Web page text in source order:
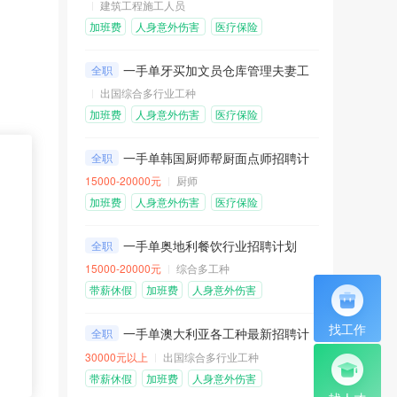
找工作
建筑工程施工人员
加班费
人身意外伤害
医疗保险
全职
一手单牙买加文员仓库管理夫妻工招聘计划
出国综合多行业工种
加班费
人身意外伤害
医疗保险
全职
一手单韩国厨师帮厨面点师招聘计划
15000-20000元
厨师
加班费
人身意外伤害
医疗保险
全职
一手单奥地利餐饮行业招聘计划
15000-20000元
综合多工种
带薪休假
加班费
人身意外伤害
全职
一手单澳大利亚各工种最新招聘计划
30000元以上
出国综合多行业工种
带薪休假
加班费
人身意外伤害